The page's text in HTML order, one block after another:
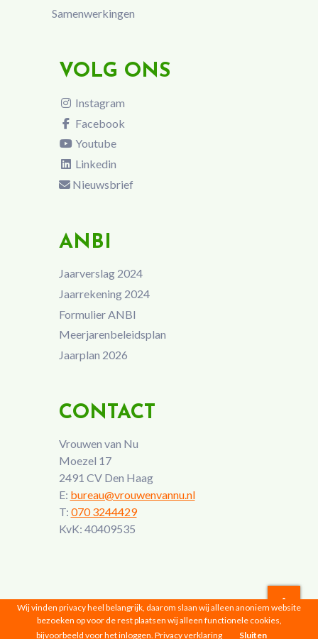
Samenwerkingen
VOLG ONS
Instagram
Facebook
Youtube
Linkedin
Nieuwsbrief
ANBI
Jaarverslag 2024
Jaarrekening 2024
Formulier ANBI
Meerjarenbeleidsplan
Jaarplan 2026
CONTACT
Vrouwen van Nu
Moezel 17
2491 CV Den Haag
E: bureau@vrouwenvannu.nl
T: 070 3244429
KvK: 40409535
Vrouwen van Nu © 2026 |Privacyverklaring
Wij vinden privacy heel belangrijk, daarom slaan wij alleen anoniem website
bezoeken op voor de rest plaatsen wij alleen functionele cookies,
bijvoorbeeld voor het inloggen. Privacy verklaring Sluiten